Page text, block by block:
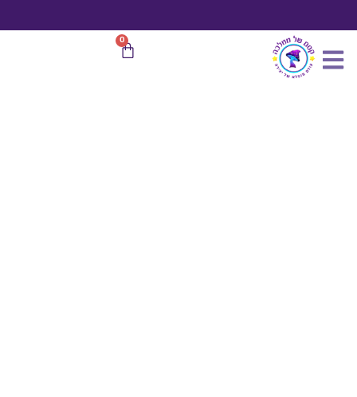
לתוכן
בהזמנות מעל 599 ₪ 0
עגלת
קטנטונת
סגולה